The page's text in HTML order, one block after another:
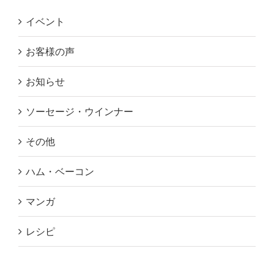
イベント
お客様の声
お知らせ
ソーセージ・ウインナー
その他
ハム・ベーコン
マンガ
レシピ